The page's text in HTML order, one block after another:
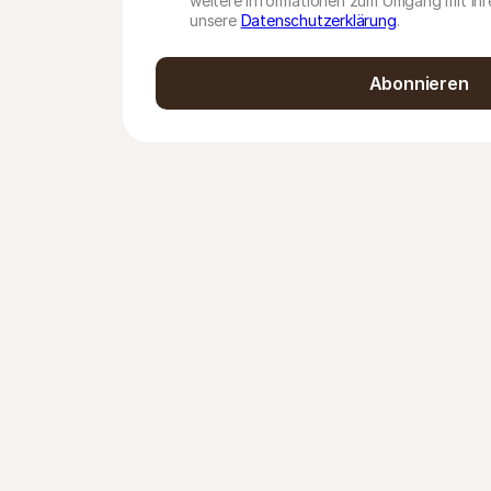
unsere Datenschutzerklärung.
Abonnieren